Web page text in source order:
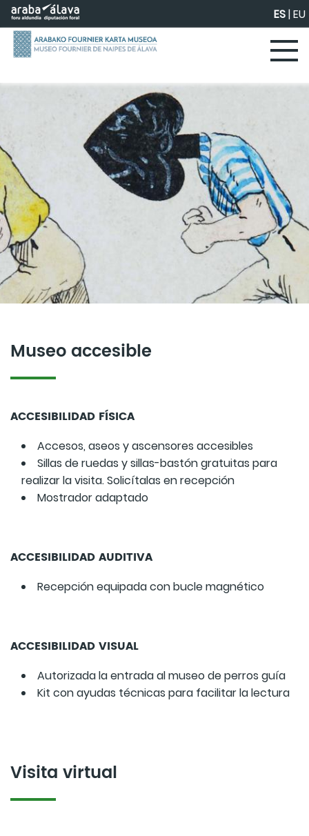
Saltar al contenido principal ES|EU
Museo accesible
ACCESIBILIDAD FÍSICA
Accesos, aseos y ascensores accesibles
Sillas de ruedas y sillas-bastón gratuitas para
realizar la visita. Solicítalas en recepción
Mostrador adaptado
ACCESIBILIDAD AUDITIVA
Recepción equipada con bucle magnético
ACCESIBILIDAD VISUAL
Autorizada la entrada al museo de perros guía
Kit con ayudas técnicas para facilitar la lectura
Visita virtual